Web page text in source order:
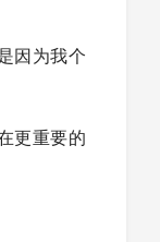
因为我个
更重要的